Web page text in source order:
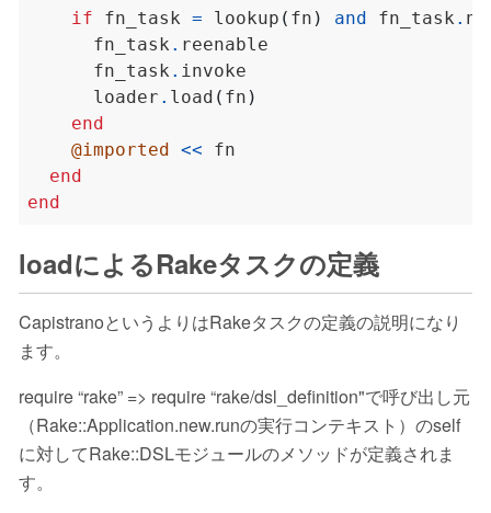
if fn_task = lookup ( fn ) and fn_task .
      fn_task
.
      fn_task
.
      loader
. load ( fn )
end
@imported <<
end
end
loadによるRakeタスクの定義
CapistranoというよりはRakeタスクの定義の説明になり
ます。
require “rake” => require “rake/dsl_definition"で呼び出し元
（Rake::Application.new.runの実行コンテキスト）のself
に対してRake::DSLモジュールのメソッドが定義されま
す。